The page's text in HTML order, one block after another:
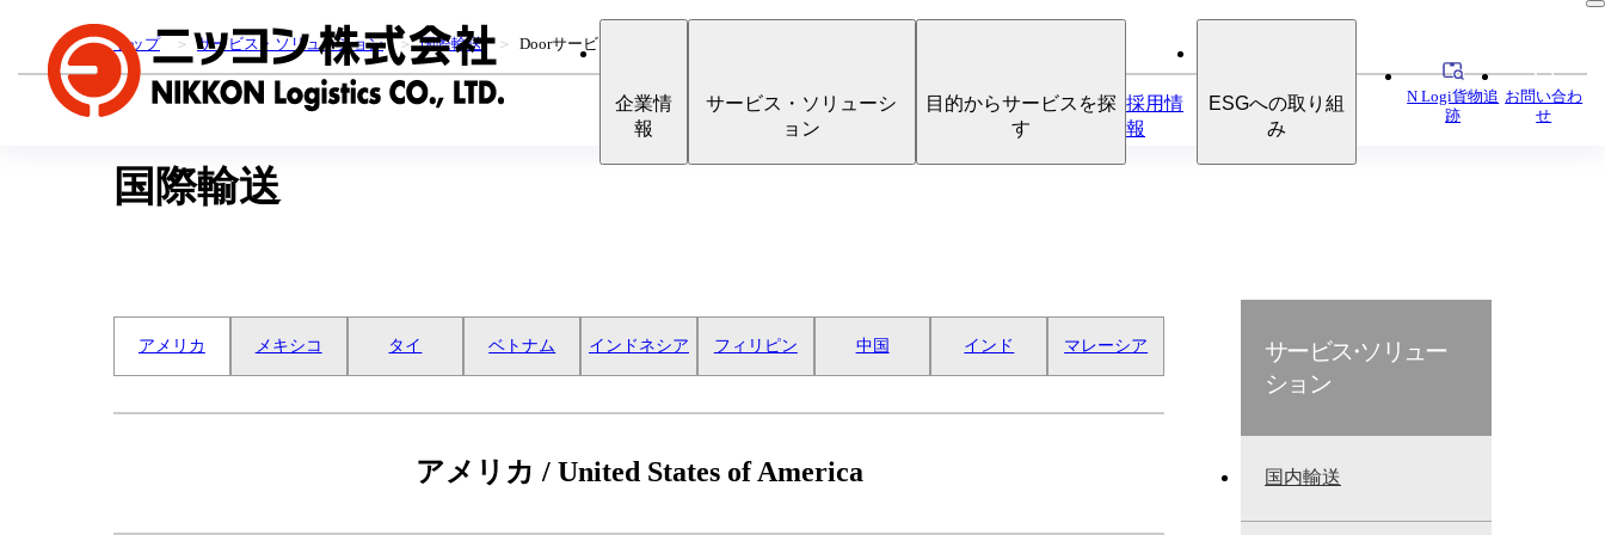
企業情
報
サービス・ソリューシ
ョン
目的からサービスを探
す
採用情
報
ESGへの取り組
み
N Logi貨物追
跡
お問い合わ
せ
トップ ＞ サービス・ソリューション ＞ 国際輸送 ＞ Doorサービス
国際輸送
サービス・ソリュー
ション
国内輸送
アメリカ メキシコ タイ ベトナム インドネシア フィリピン 中国 インド マレーシア
アメリカ / United States of America